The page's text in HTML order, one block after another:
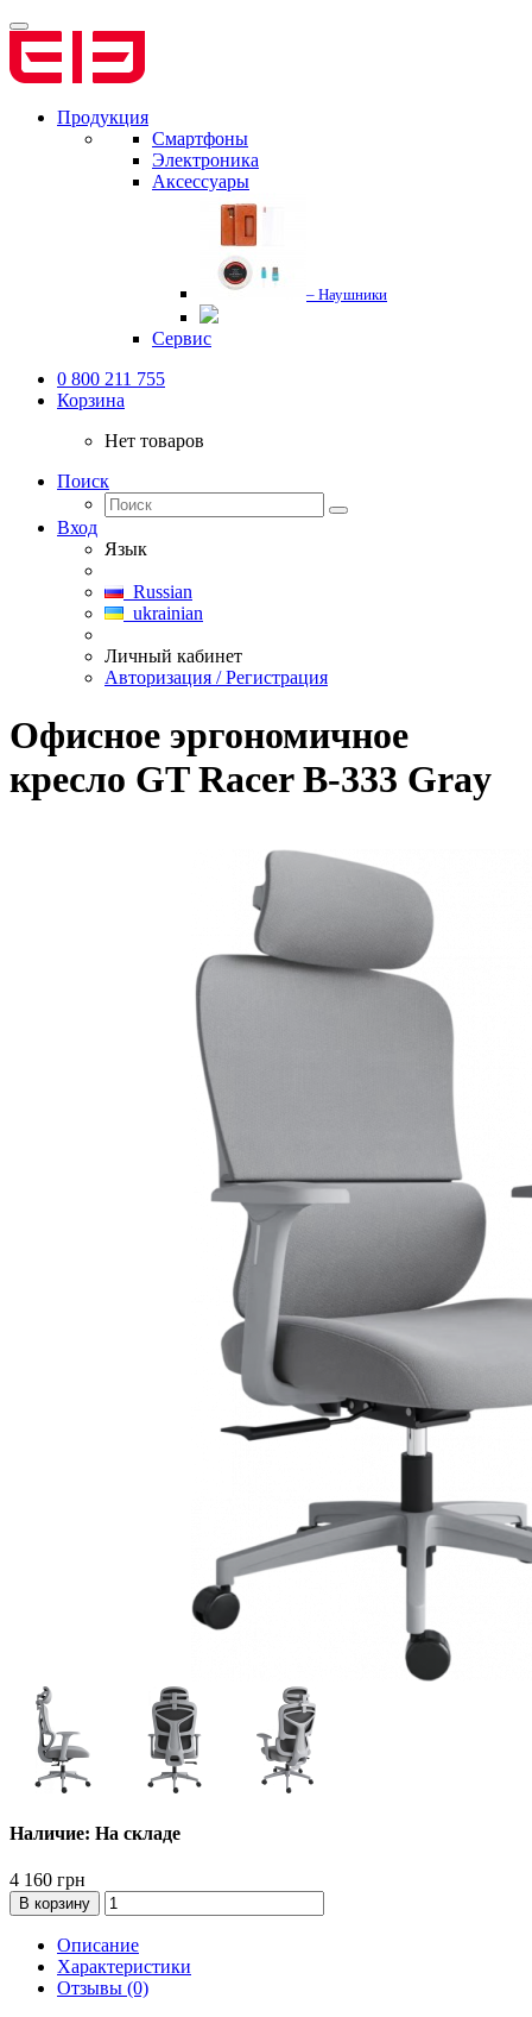
Продукция
Смартфоны
Электроника
Аксессуары
– Наушники
Сервис
0 800 211 755
Корзина
Нет товаров
Поиск
Вход
Язык
Russian
ukrainian
Личный кабинет
Авторизация / Регистрация
Офисное эргономичное
кресло GT Racer B-333 Gray
Наличие: На складе
4 160 грн
В корзину
Описание
Характеристики
Отзывы (0)